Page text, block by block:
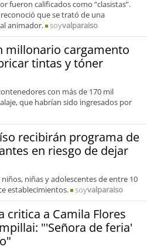
fueron calificados como “clasistas”.
que se trató de una
animador.
soyvalparaiso
millonario cargamento
tintas y tóner
con más de 170 mil
que habrían sido ingresados por
recibirán programa de
en riesgo de dejar
niñas y adolescentes de entre 10
establecimientos.
soyvalparaiso
critica a Camila Flores
"'Señora de feria'